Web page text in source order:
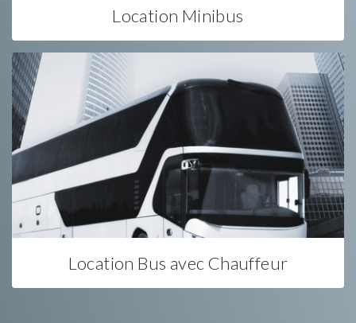
Location Minibus
Location Bus avec Chauffeur